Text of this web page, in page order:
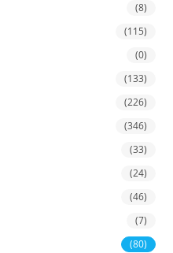
(8)
(115)
(0)
(133)
(226)
(346)
(33)
(24)
(46)
(7)
(80)